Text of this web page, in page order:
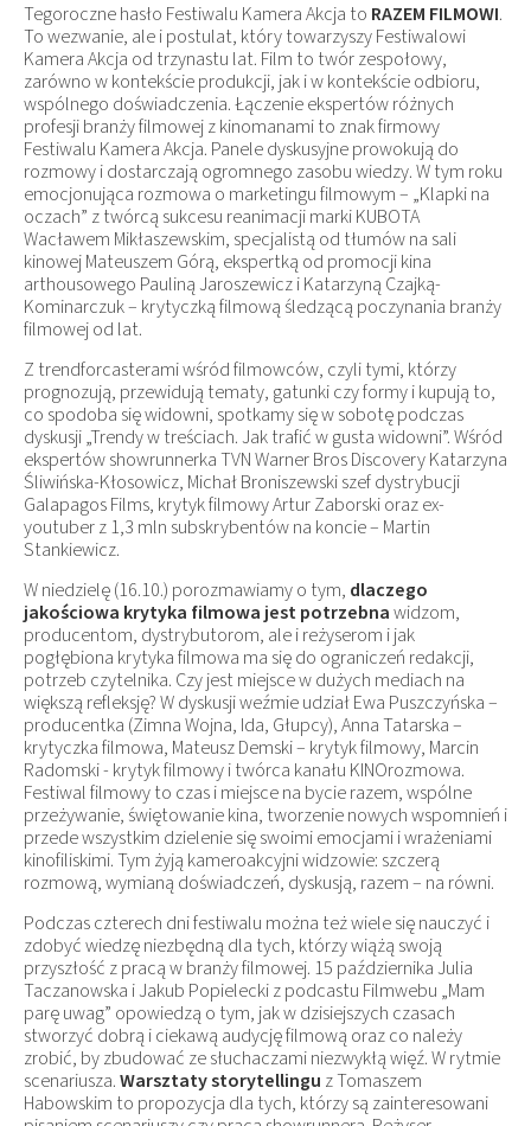
Tegoroczne hasło Festiwalu Kamera Akcja to RAZEM FILMOWI.
To wezwanie, ale i postulat, który towarzyszy Festiwalowi
Kamera Akcja od trzynastu lat. Film to twór zespołowy,
zarówno w kontekście produkcji, jak i w kontekście odbioru,
wspólnego doświadczenia. Łączenie ekspertów różnych
profesji branży filmowej z kinomanami to znak firmowy
Festiwalu Kamera Akcja. Panele dyskusyjne prowokują do
rozmowy i dostarczają ogromnego zasobu wiedzy. W tym roku
emocjonująca rozmowa o marketingu filmowym – „Klapki na
oczach” z twórcą sukcesu reanimacji marki KUBOTA
Wacławem Mikłaszewskim, specjalistą od tłumów na sali
kinowej Mateuszem Górą, ekspertką od promocji kina
arthousowego Pauliną Jaroszewicz i Katarzyną Czajką-
Kominarczuk – krytyczką filmową śledzącą poczynania branży
filmowej od lat.
Z trendforcasterami wśród filmowców, czyli tymi, którzy
prognozują, przewidują tematy, gatunki czy formy i kupują to,
co spodoba się widowni, spotkamy się w sobotę podczas
dyskusji „Trendy w treściach. Jak trafić w gusta widowni”. Wśród
ekspertów showrunnerka TVN Warner Bros Discovery Katarzyna
Śliwińska-Kłosowicz, Michał Broniszewski szef dystrybucji
Galapagos Films, krytyk filmowy Artur Zaborski oraz ex-
youtuber z 1,3 mln subskrybentów na koncie – Martin
Stankiewicz.
W niedzielę (16.10.) porozmawiamy o tym, dlaczego
jakościowa krytyka filmowa jest potrzebnawidzom,
producentom, dystrybutorom, ale i reżyserom i jak
pogłębiona krytyka filmowa ma się do ograniczeń redakcji,
potrzeb czytelnika. Czy jest miejsce w dużych mediach na
większą refleksję? W dyskusji weźmie udział Ewa Puszczyńska –
producentka (Zimna Wojna, Ida, Głupcy), Anna Tatarska –
krytyczka filmowa, Mateusz Demski – krytyk filmowy, Marcin
Radomski - krytyk filmowy i twórca kanału KINOrozmowa.
Festiwal filmowy to czas i miejsce na bycie razem, wspólne
przeżywanie, świętowanie kina, tworzenie nowych wspomnień i
przede wszystkim dzielenie się swoimi emocjami i wrażeniami
kinofiliskimi. Tym żyją kameroakcyjni widzowie: szczerą
rozmową, wymianą doświadczeń, dyskusją, razem – na równi.
Podczas czterech dni festiwalu można też wiele się nauczyć i
zdobyć wiedzę niezbędną dla tych, którzy wiążą swoją
przyszłość z pracą w branży filmowej. 15 października Julia
Taczanowska i Jakub Popielecki z podcastu Filmwebu „Mam
parę uwag” opowiedzą o tym, jak w dzisiejszych czasach
stworzyć dobrą i ciekawą audycję filmową oraz co należy
zrobić, by zbudować ze słuchaczami niezwykłą więź. W rytmie
scenariusza.Warsztaty storytellingu z Tomaszem
Habowskim to propozycja dla tych, którzy są zainteresowani